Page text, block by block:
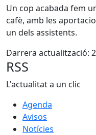
Un cop acabada fem
cafè, amb les
un dels assistents.
Darrera actualització:
RSS
L'actualitat a un clic
Agenda
Avisos
Notícies